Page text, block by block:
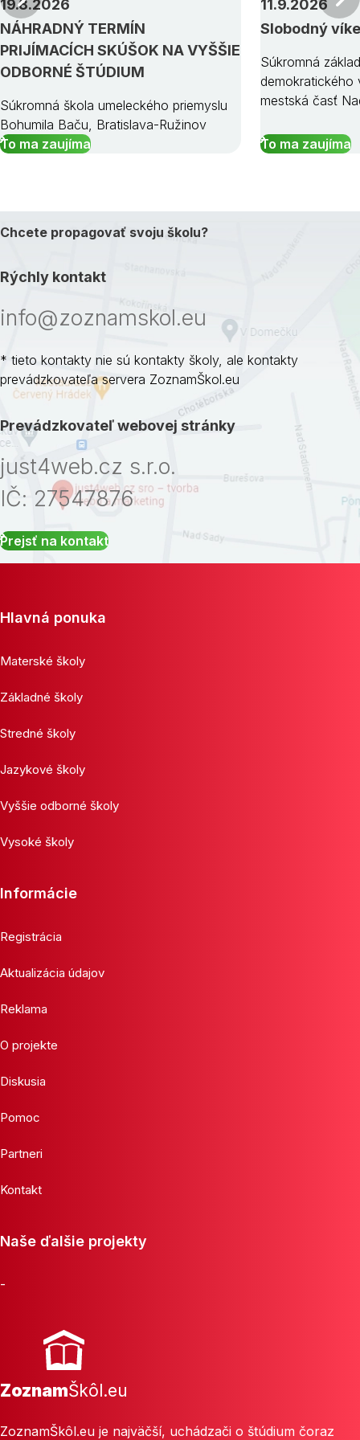
NÁHRADNÝ TERMÍN
PRIJÍMACÍCH SKÚŠOK NA VYŠŠIE
ODBORNÉ ŠTÚDIUM
19.8.2026
Súkromná škola umeleckého priemyslu
Bohumila Baču, Bratislava-Ružinov
To ma zaujíma
Slobodný
11.9.2026
Súkromná
demokratického
mestská časť
To ma zaujíma
Chcete propagovať svoju školu?
Rýchly kontakt
info@zoznamskol.eu
* tieto kontakty nie sú kontakty školy, ale kontakty
prevádzkovateľa servera ZoznamŠkol.eu
Prevádzkovateľ webovej stránky
just4web.cz s.r.o.
IČ: 27547876
Prejsť na kontakt
Hlavná ponuka
Materské školy
Základné školy
Stredné školy
Jazykové školy
Vyššie odborné školy
Vysoké školy
Informácie
Registrácia
Aktualizácia údajov
Reklama
O projekte
Diskusia
Pomoc
Partneri
Kontakt
Naše ďalšie projekty
-
ZoznamŠkôl.eu
ZoznamŠkôl.eu je najväčší, uchádzači o štúdium čoraz